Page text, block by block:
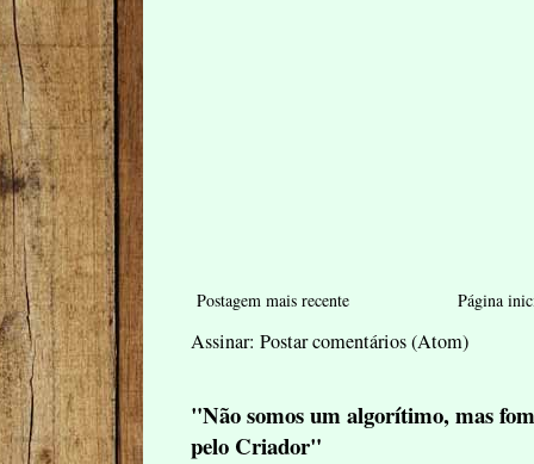
Postagem mais recente Página
Assinar: Postar comentários (Atom)
"Não somos um algorítimo, mas
pelo Criador"